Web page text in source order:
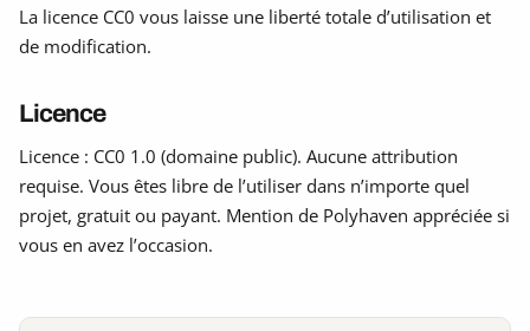
La licence CC0 vous laisse une liberté totale d’utilisation et
de modification.
Licence
Licence : CC0 1.0 (domaine public). Aucune attribution
requise. Vous êtes libre de l’utiliser dans n’importe quel
projet, gratuit ou payant. Mention de Polyhaven appréciée si
vous en avez l’occasion.